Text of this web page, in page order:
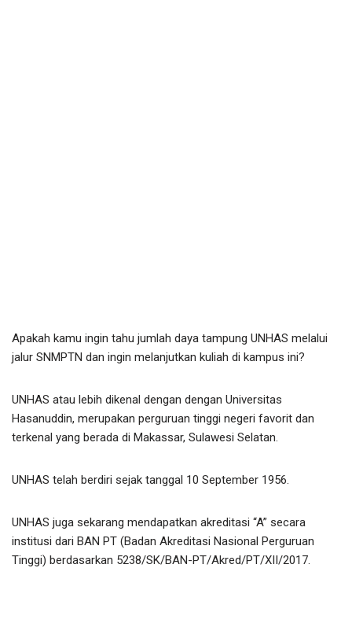
Apakah kamu ingin tahu jumlah daya tampung UNHAS melalui
jalur SNMPTN dan ingin melanjutkan kuliah di kampus ini?
UNHAS atau lebih dikenal dengan dengan Universitas
Hasanuddin, merupakan perguruan tinggi negeri favorit dan
terkenal yang berada di Makassar, Sulawesi Selatan.
UNHAS telah berdiri sejak tanggal 10 September 1956.
UNHAS juga sekarang mendapatkan akreditasi “A” secara
institusi dari BAN PT (Badan Akreditasi Nasional Perguruan
Tinggi) berdasarkan 5238/SK/BAN-PT/Akred/PT/XII/2017.